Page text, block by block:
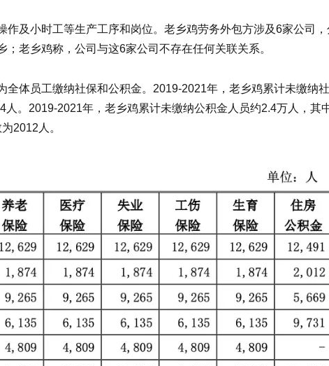
作及小时工等生产工序和岗位。老乡鸡劳务外包方涉及6家公司，
老乡鸡称，公司与这6家公司不存在任何关联关系。
全体员工缴纳社保和公积金。2019-2021年，老乡鸡累计未缴纳
。2019-2021年，老乡鸡累计未缴纳公积金人员约2.4万人，其
2012人。